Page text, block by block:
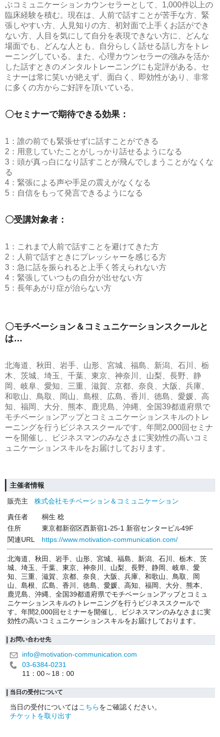
ぶコミュニケーションカウンセラーとして、1,000件以上の
臨床経験を積む。現在は、人前で話すことが苦手な方、緊
張しやすい方、人見知りの方、初対面で上手くお話ができ
ない方、人目を気にして自分を表現できない方に、どんな
場面でも、どんな人とも、自分らしく話せる話し方をトレ
ーニングしている。また、心理カウンセラーの強みを活か
した話すときのメンタルトレーニングにも定評がある。セ
ミナーは常に笑いが絶えず、面白く、即効性があり、非常
に多くの方からご好評を頂いている。
〇セミナーで期待できる効果：
1：誰の前でも緊張せずに話すことができる
2：用意していたことがしっかり話せるようになる
3：頭が真っ白になり話すことが飛んでしまうことがなくな
る
4：緊張による声や手足の震えがなくなる
5：自信をもって発言できるようになる
〇受講対象者：
1：これまで人前で話すことを避けてきた方
2：人前で話すときにプレッシャーを感じる方
3：急に話を振られると上手く答えられない方
4：緊張していつもの自分が出せない方
5：長年あがり症が治らない方
〇モチベーション＆コミュニケーションスクールと
は…
北海道、秋田、岩手、山形、宮城、福島、新潟、石川、栃
木、茨城、埼玉、千葉、東京、神奈川、山梨、長野、静
岡、岐阜、愛知、三重、滋賀、京都、奈良、大阪、兵庫、
和歌山、鳥取、岡山、島根、広島、香川、徳島、愛媛、高
知、福岡、大分、熊本、鹿児島、沖縄、全国39都道府県で
モチベーションアップとコミュニケーションスキルのトレ
ーニングを行うビジネススクールです。年間2,000回セミナ
ーを開催し、ビジネスマンのみなさまに実効性の高いコミ
ュニケーションスキルをお届けしております。
主催者情報
販売主
株式会社モチベーション＆コミュニケーション
責任者
桐生 稔
住所
東京都新宿区西新宿1-25-1 新宿センタービル49F
関連URL
https://www.motivation-communication.com/
北海道、秋田、岩手、山形、宮城、福島、新潟、石川、栃木、茨
城、埼玉、千葉、東京、神奈川、山梨、長野、静岡、岐阜、愛
知、三重、滋賀、京都、奈良、大阪、兵庫、和歌山、鳥取、岡
山、島根、広島、香川、徳島、愛媛、高知、福岡、大分、熊本、
鹿児島、沖縄、全国39都道府県でモチベーションアップとコミュ
ニケーションスキルのトレーニングを行うビジネススクールで
す。年間2,000回セミナーを開催し、ビジネスマンのみなさまに実
効性の高いコミュニケーションスキルをお届けしております。
お問い合わせ先
info@motivation-communication.com
03-6384-0231
11：00～18：00
当日の受付について
当日の受付についてはこちらをご確認ください。
チケットを取り出す